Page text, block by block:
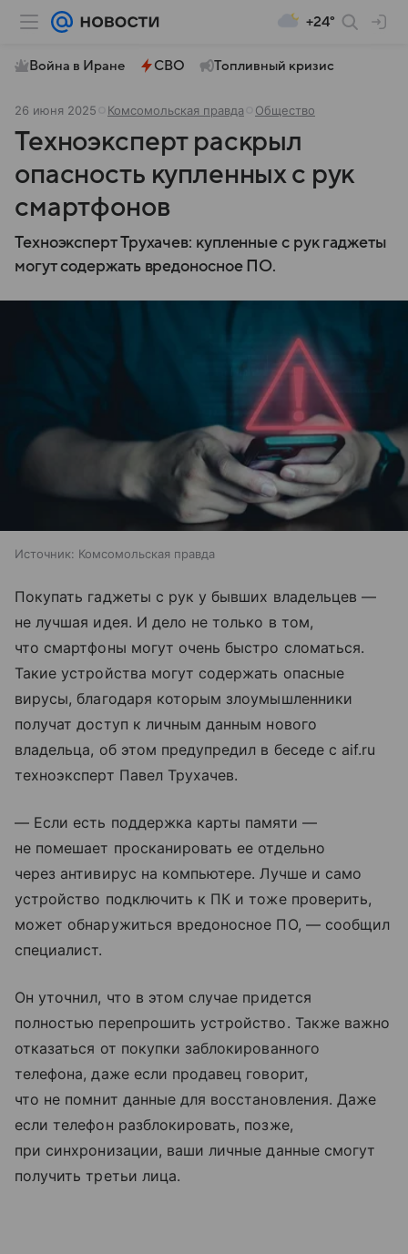
+24°
Война в Иране СВО Топливный кризис
26 июня 2025 Комсомольская правда Общество
Техноэксперт раскрыл
опасность купленных с рук
смартфонов
Техноэксперт Трухачев: купленные с рук гаджеты
могут содержать вредоносное ПО.
Источник: Комсомольская правда
Покупать гаджеты с рук у бывших владельцев —
не лучшая идея. И дело не только в том,
что смартфоны могут очень быстро сломаться.
Такие устройства могут содержать опасные
вирусы, благодаря которым злоумышленники
получат доступ к личным данным нового
владельца, об этом предупредил в беседе с aif.ru
техноэксперт Павел Трухачев.
— Если есть поддержка карты памяти —
не помешает просканировать ее отдельно
через антивирус на компьютере. Лучше и само
устройство подключить к ПК и тоже проверить,
может обнаружиться вредоносное ПО, — сообщил
специалист.
Он уточнил, что в этом случае придется
полностью перепрошить устройство. Также важно
отказаться от покупки заблокированного
телефона, даже если продавец говорит,
что не помнит данные для восстановления. Даже
если телефон разблокировать, позже,
при синхронизации, ваши личные данные смогут
получить третьи лица.